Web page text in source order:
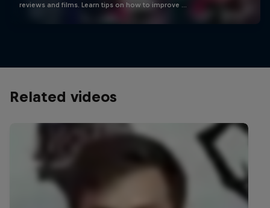
reviews and films. Learn tips on how to improve …
Related videos